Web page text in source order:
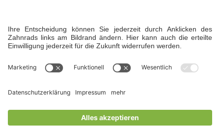
Winter: Montag bis Freitag von 7:00 bis 22:00